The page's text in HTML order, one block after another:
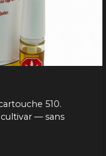
510.
— sans